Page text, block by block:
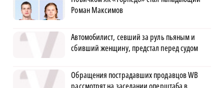
Роман Максимов
Автомобилист, севший за руль пьяным и
сбивший женщину, предстал перед судом
Обращения пострадавших продавцов WB